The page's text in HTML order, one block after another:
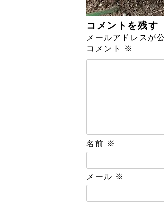
コメントを残す
メールアドレスが
コメント
※
名前 ※
メール ※